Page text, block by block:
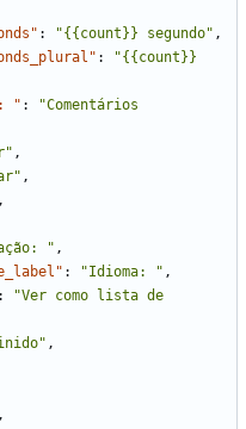
: "{{count}} segundo" ,
:
"{{count}}
" :
"Comentários
,
,
,
" ,
: "Idioma: " ,
:
"Ver como lista de
,
,